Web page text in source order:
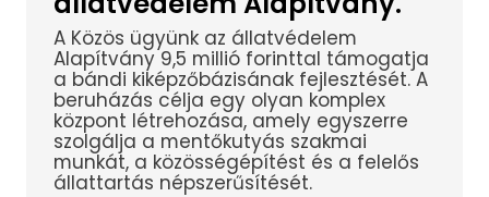
A Közös ügyünk az állatvédelem
Alapítvány 9,5 millió forinttal támogatja
a bándi kiképzőbázisának fejlesztését. A
beruházás célja egy olyan komplex
központ létrehozása, amely egyszerre
szolgálja a mentőkutyás szakmai
munkát, a közösségépítést és a felelős
állattartás népszerűsítését.